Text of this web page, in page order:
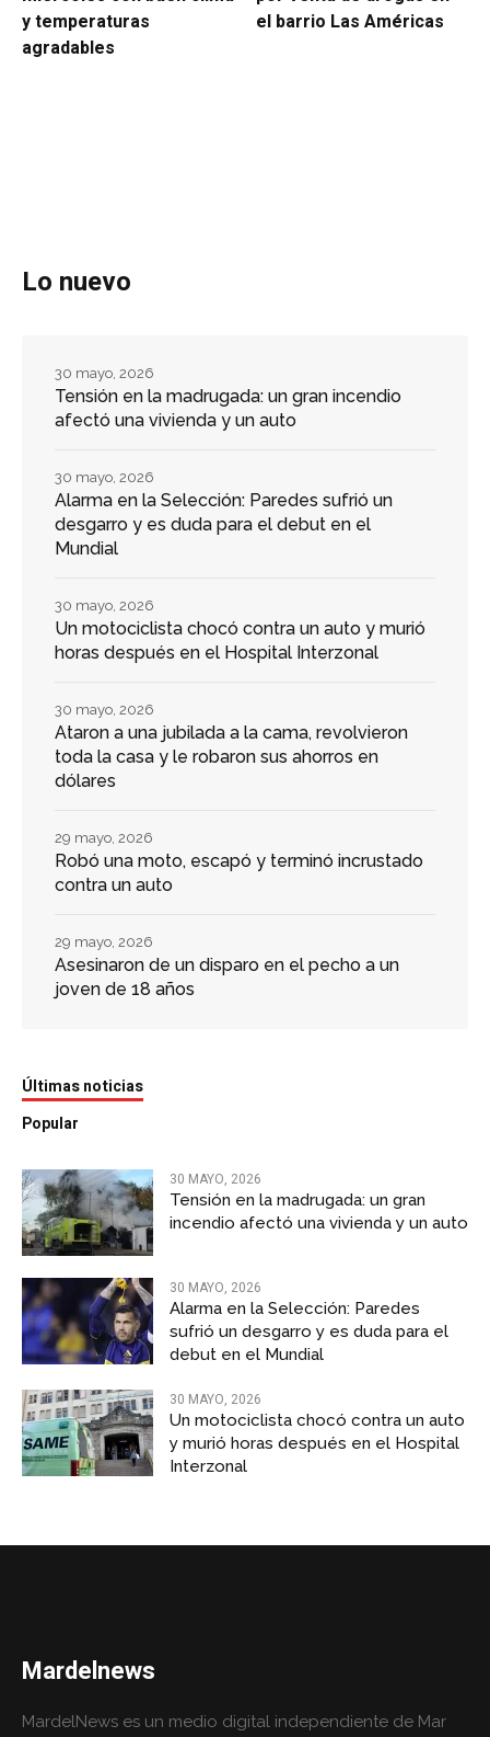
y temperaturas
agradables
el barrio Las Américas
Lo nuevo
Tensión en la madrugada: un gran incendio
afectó una vivienda y un auto
30 mayo, 2026
Alarma en la Selección: Paredes sufrió un
desgarro y es duda para el debut en el
Mundial
30 mayo, 2026
Un motociclista chocó contra un auto y murió
horas después en el Hospital Interzonal
30 mayo, 2026
Ataron a una jubilada a la cama, revolvieron
toda la casa y le robaron sus ahorros en
dólares
30 mayo, 2026
Robó una moto, escapó y terminó incrustado
contra un auto
29 mayo, 2026
Asesinaron de un disparo en el pecho a un
joven de 18 años
29 mayo, 2026
Últimas noticias
Popular
30 MAYO, 2026
Tensión en la madrugada: un gran
incendio afectó una vivienda y un auto
30 MAYO, 2026
Alarma en la Selección: Paredes
sufrió un desgarro y es duda para el
debut en el Mundial
30 MAYO, 2026
Un motociclista chocó contra un auto
y murió horas después en el Hospital
Interzonal
Mardelnews
MardelNews es un medio digital independiente de Mar